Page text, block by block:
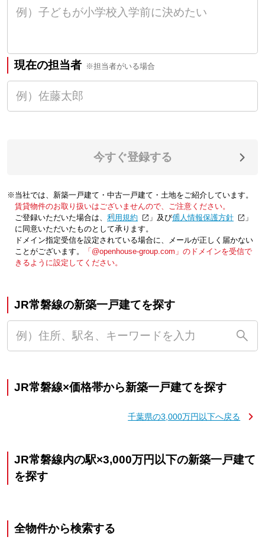
現在の担当者 ※担当者がいる場合
今すぐ登録する
※当社では、新築一戸建て・中古一戸建て・土地をご紹介しています。
賃貸物件のお取り扱いはございませんので、ご注意ください。
ご登録いただいた場合は、「利用規約 」及び「個人情報保護方針
」
に同意いただいたものとして承ります。
ドメイン指定受信を設定されている場合に、メールが正しく届かない
ことがございます。
「@openhouse-group.com」のドメインを受信で
きるように設定してください。
JR常磐線の新築一戸建てを探す
JR常磐線×価格帯から新築一戸建てを探す
千葉県の3,000万円以下へ戻る
JR常磐線内の駅×3,000万円以下の新築一戸建て
を探す
全物件から検索する